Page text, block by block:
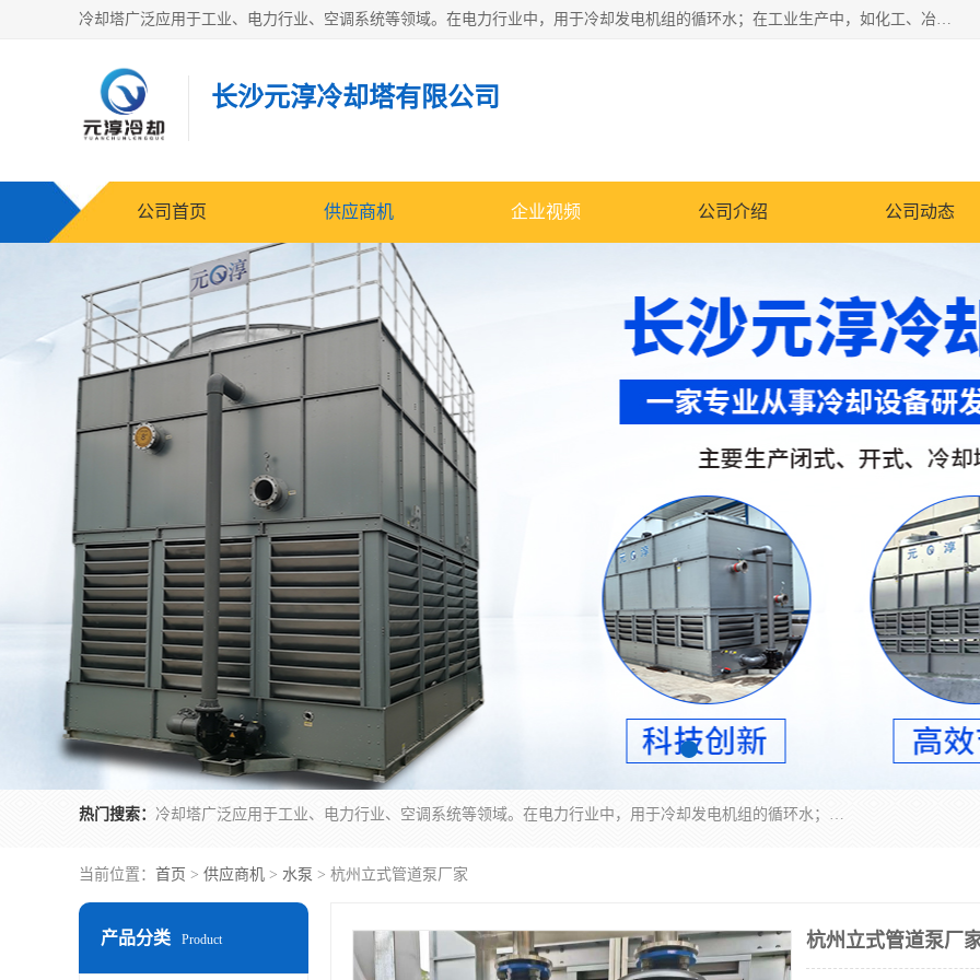
冷却塔广泛应用于工业、电力行业、空调系统等领域。在电力行业中，用于冷却发电机组的循环水；在工业生产中，如化工、冶金等行业，可降低生产过程中产生的热量；在空调系统中，为空调设备提供冷却水源
长沙元淳冷却塔有限公司
公司首页 供应商机 企业视频 公司介绍 公司动态
热门搜索： 冷却塔广泛应用于工业、电力行业、空调系统等领域。在电力行业中，用于冷却发电机组的循环水；在工业生产中，如化工、冶金等行业，可降低生产过程中产生的热量；在空调系统中，为空调设备提供冷却水源
当前位置： 首页 > 供应商机 > 水泵 > 杭州立式管道泵厂家
产品分类 Product 杭州立式管道泵厂